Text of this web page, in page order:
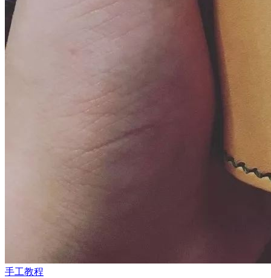
手工教程